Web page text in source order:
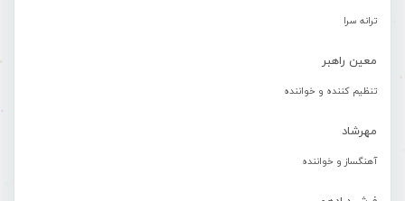
ترانه سرا
معین راهبر
تنظیم کننده و خواننده
مهرشاد
آهنگساز و خواننده